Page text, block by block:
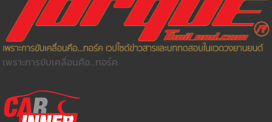
เพราะการขับเคลื่อนคือ...ทอร์ค